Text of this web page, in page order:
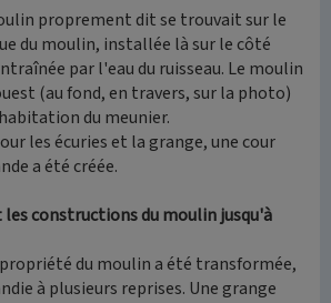
proprement dit se trouvait sur le
du moulin, installée là sur le côté
par l'eau du ruisseau. Le moulin
(au fond, en travers, sur la photo)
du meunier.
les écuries et la grange, une cour
a été créée.
constructions du moulin jusqu'à
du moulin a été transformée,
à plusieurs reprises. Une grange